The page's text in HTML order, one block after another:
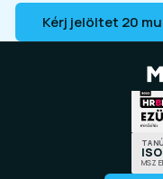
Kérj jelöltet 20
MSZ